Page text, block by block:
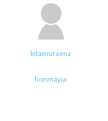
kitamuraena
honmayui